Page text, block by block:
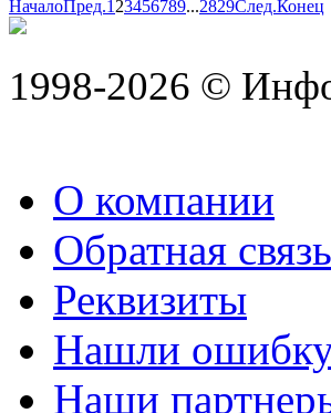
НачалоПред.1 23456789...2829След.Конец
1998-2026 ©
О компании
Обратная связь
Реквизиты
Нашли
Наши